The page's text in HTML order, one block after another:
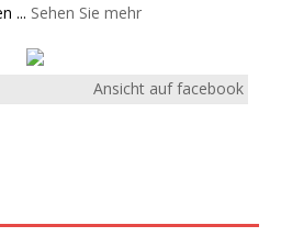
... Sehen Sie mehr
Ansicht auf facebook